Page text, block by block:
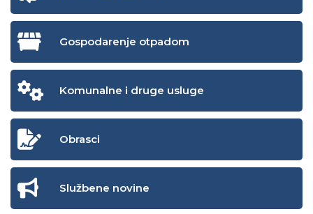
Gospodarenje otpadom
Komunalne i druge usluge
Obrasci
Službene novine